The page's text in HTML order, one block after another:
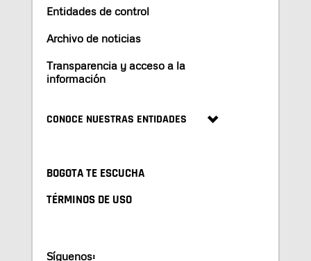
Entidades de control
Archivo de noticias
Transparencia y acceso a la
información
CONOCE NUESTRAS ENTIDADES
BOGOTA TE ESCUCHA
TÉRMINOS DE USO
Síguenos: